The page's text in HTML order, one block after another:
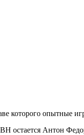
которого
остается Антон